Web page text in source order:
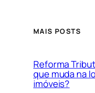
MAIS POSTS
Reforma
que muda na
imóveis?